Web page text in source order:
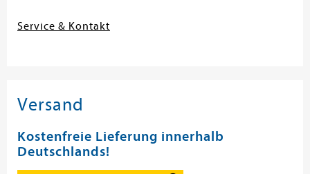
Service & Kontakt
Versand
Kostenfreie Lieferung innerhalb
Deutschlands!